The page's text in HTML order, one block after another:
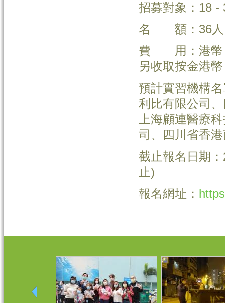
招募對象：18 -
名 額：36人
費 用：港幣
另收取按金港
預計實習機構
利比有限公司
上海顧連醫療
司、四川省香
截止報名日期
止)
報名網址：